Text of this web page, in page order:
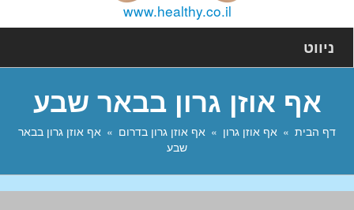
www.healthy.co.il
ניווט
אף אוזן גרון בבאר שבע
דף הבית אף אוזן גרון אף אוזן גרון בדרום
אף אוזן גרון בבאר
שבע